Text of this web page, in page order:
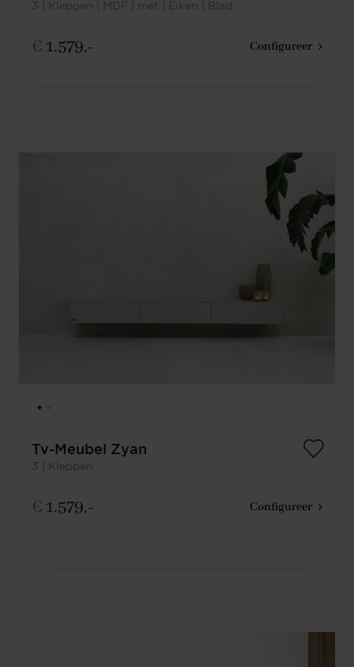
3 | Kleppen | MDF | met | Eiken | Blad
€ 1.579,- Configureer
Tv-Meubel Zyan
3 | Kleppen
€ 1.579,- Configureer